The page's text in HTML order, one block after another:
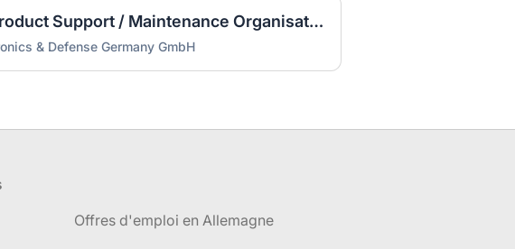
Head of Product Support / Maintenance Organisation (m/w/d)
& Defense Germany GmbH
Offres d'emploi en Allemagne